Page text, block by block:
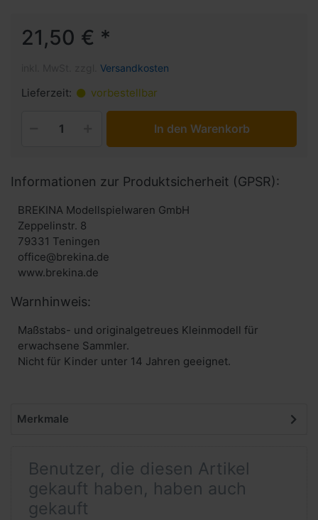
21,50 € *
Versandkosten
Lieferzeit: vorbestellbar
In den Warenkorb
Informationen zur Produktsicherheit (GPSR):
BREKINA Modellspielwaren GmbH
Zeppelinstr. 8
79331 Teningen
office@brekina.de
www.brekina.de
Warnhinweis:
Maßstabs- und originalgetreues Kleinmodell für
erwachsene Sammler.
Nicht für Kinder unter 14 Jahren geeignet.
Merkmale
Benutzer, die diesen Artikel
gekauft haben, haben auch
gekauft